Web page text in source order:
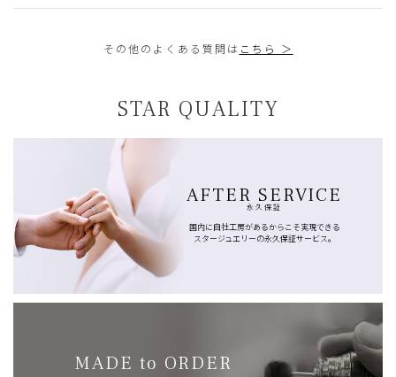
その他のよくある質問は こちら ＞
STAR QUALITY
AFTER SERVICE
永久保証
国内に自社工房があるからこそ実現できる
スタージュエリーの永久保証サービス。
MADE to ORDER